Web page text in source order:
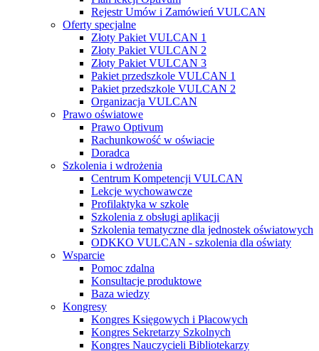
Rejestr Umów i Zamówień VULCAN
Oferty specjalne
Złoty Pakiet VULCAN 1
Złoty Pakiet VULCAN 2
Złoty Pakiet VULCAN 3
Pakiet przedszkole VULCAN 1
Pakiet przedszkole VULCAN 2
Organizacja VULCAN
Prawo oświatowe
Prawo Optivum
Rachunkowość w oświacie
Doradca
Szkolenia i wdrożenia
Centrum Kompetencji VULCAN
Lekcje wychowawcze
Profilaktyka w szkole
Szkolenia z obsługi aplikacji
Szkolenia tematyczne dla jednostek oświatowych
ODKKO VULCAN - szkolenia dla oświaty
Wsparcie
Pomoc zdalna
Konsultacje produktowe
Baza wiedzy
Kongresy
Kongres Księgowych i Płacowych
Kongres Sekretarzy Szkolnych
Kongres Nauczycieli Bibliotekarzy